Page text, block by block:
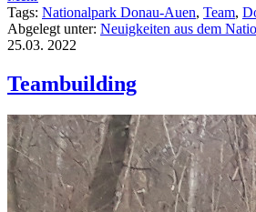
Tags: Nationalpark Donau-Auen, Team,
Abgelegt unter: Neuigkeiten aus dem
25.03. 2022
Teambuilding